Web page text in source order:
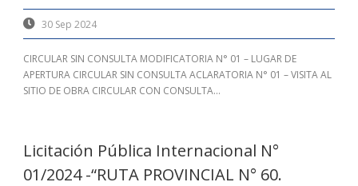
30 Sep 2024
CIRCULAR SIN CONSULTA MODIFICATORIA N° 01 – LUGAR DE
APERTURA CIRCULAR SIN CONSULTA ACLARATORIA N° 01 – VISITA AL
SITIO DE OBRA CIRCULAR CON CONSULTA...
Licitación Pública Internacional N°
01/2024 -“RUTA PROVINCIAL N° 60.